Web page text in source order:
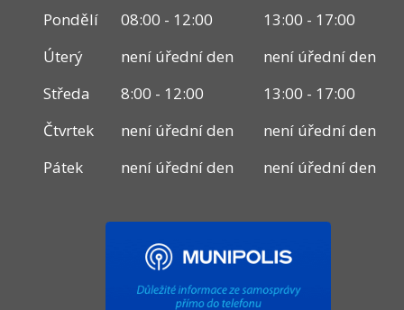
Pondělí 08:00 - 12:00
13:00 - 17:00
Úterý
není úřední den
není úřední den
Středa
8:00 - 12:00
13:00 - 17:00
Čtvrtek
není úřední den
není úřední den
Pátek
není úřední den není úřední den